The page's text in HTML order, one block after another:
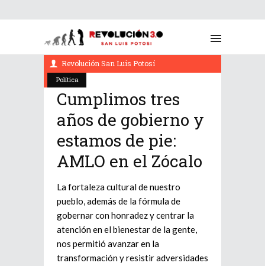
Política
diciembre 2, 2021
Revolución San Luis Potosí
Cumplimos tres
años de gobierno y
estamos de pie:
AMLO en el Zócalo
La fortaleza cultural de nuestro
pueblo, además de la fórmula de
gobernar con honradez y centrar la
atención en el bienestar de la gente,
nos permitió avanzar en la
transformación y resistir adversidades